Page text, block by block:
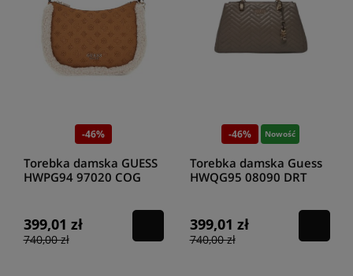
-46%
Torebka damska GUESS
HWPG94 97020 COG
399,01 zł
740,00 zł
-46% Nowość
Torebka damska Guess
HWQG95 08090 DRT
399,01 zł
740,00 zł